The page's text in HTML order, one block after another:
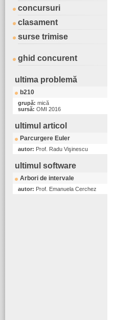
concursuri
clasament
surse trimise
ghid concurent
ultima problemă
b210
grupă: mică
sursă: OMI 2016
ultimul articol
Parcurgere Euler
autor: Prof. Radu Vişinescu
ultimul software
Arbori de intervale
autor: Prof. Emanuela Cerchez